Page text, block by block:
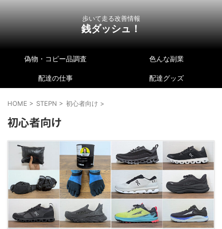
歩いて走る改善情報
銭ダッシュ！
偽物・コピー品調査 色んな副業
配達の仕事 配達グッズ
HOME > STEPN > 初心者向け >
初心者向け